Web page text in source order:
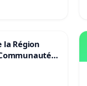
la Région
Wallonie-